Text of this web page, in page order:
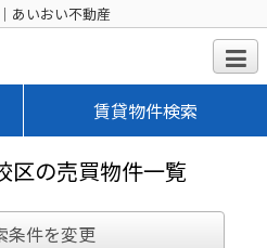
あいおい不動産
賃貸物件検索
区の売買物件一覧
条件を変更